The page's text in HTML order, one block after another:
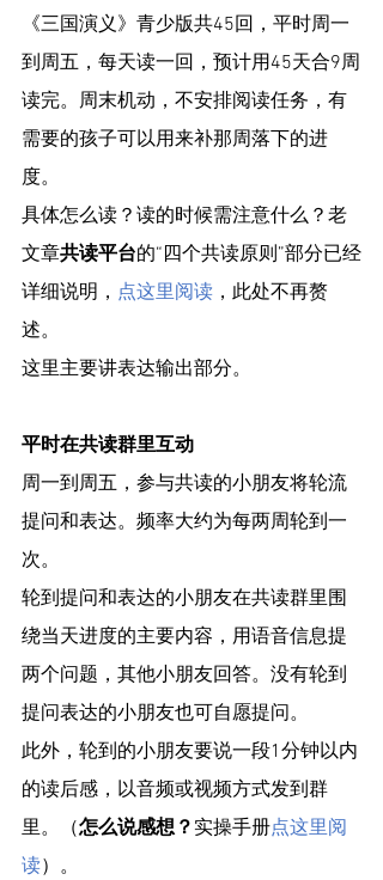
《三国演义》青少版共45回，平时周一
到周五，每天读一回，预计用45天合9周
读完。周末机动，不安排阅读任务，有
需要的孩子可以用来补那周落下的进
度。
具体怎么读？读的时候需注意什么？老
文章共读平台的“四个共读原则”部分已经
详细说明， 点这里阅读 ，此处不再赘
述。
这里主要讲表达输出部分。
平时在共读群里互动
周一到周五，参与共读的小朋友将轮流
提问和表达。频率大约为每两周轮到一
次。
轮到提问和表达的小朋友在共读群里围
绕当天进度的主要内容，用语音信息提
两个问题，其他小朋友回答。没有轮到
提问表达的小朋友也可自愿提问。
此外，轮到的小朋友要说一段1分钟以内
的读后感，以音频或视频方式发到群
里。（怎么说感想？ 实操手册点这里阅
读）。